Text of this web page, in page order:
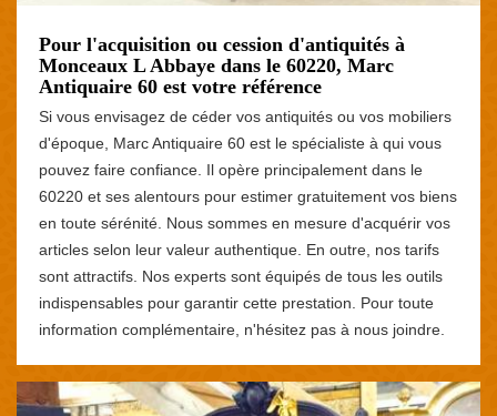
Pour l'acquisition ou cession d'antiquités à
Monceaux L Abbaye dans le 60220, Marc
Antiquaire 60 est votre référence
Si vous envisagez de céder vos antiquités ou vos mobiliers
d'époque, Marc Antiquaire 60 est le spécialiste à qui vous
pouvez faire confiance. Il opère principalement dans le
60220 et ses alentours pour estimer gratuitement vos biens
en toute sérénité. Nous sommes en mesure d'acquérir vos
articles selon leur valeur authentique. En outre, nos tarifs
sont attractifs. Nos experts sont équipés de tous les outils
indispensables pour garantir cette prestation. Pour toute
information complémentaire, n'hésitez pas à nous joindre.